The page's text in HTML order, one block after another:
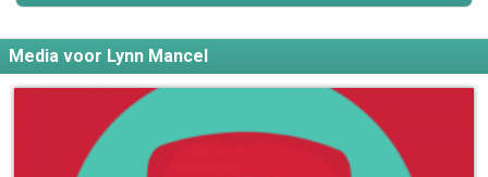
Media voor Lynn Mancel